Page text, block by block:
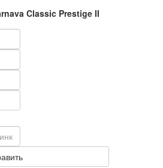
Classic Prestige II